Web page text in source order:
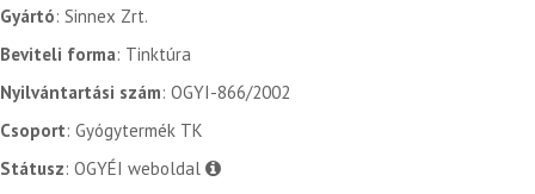
Gyártó: Sinnex Zrt.
Beviteli forma: Tinktúra
Nyilvántartási szám: OGYI-866/2002
Csoport: Gyógytermék TK
Státusz: OGYÉI weboldal